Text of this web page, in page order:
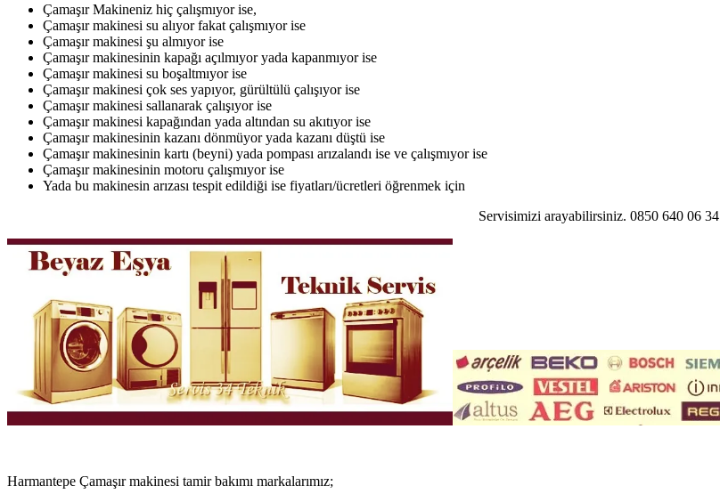
Çamaşır Makineniz hiç çalışmıyor ise,
Çamaşır makinesi su alıyor fakat çalışmıyor ise
Çamaşır makinesi şu almıyor ise
Çamaşır makinesinin kapağı açılmıyor yada kapanmıyor ise
Çamaşır makinesi su boşaltmıyor ise
Çamaşır makinesi çok ses yapıyor, gürültülü çalışıyor ise
Çamaşır makinesi sallanarak çalışıyor ise
Çamaşır makinesi kapağından yada altından su akıtıyor ise
Çamaşır makinesinin kazanı dönmüyor yada kazanı düştü ise
Çamaşır makinesinin kartı (beyni) yada pompası arızalandı ise ve çalışmıyor ise
Çamaşır makinesinin motoru çalışmıyor ise
Yada bu makinesin arızası tespit edildiği ise fiyatları/ücretleri öğrenmek için
Servisimizi arayabilirsiniz. 0850 640 06 34
Harmantepe Çamaşır makinesi tamir bakımı markalarımız;